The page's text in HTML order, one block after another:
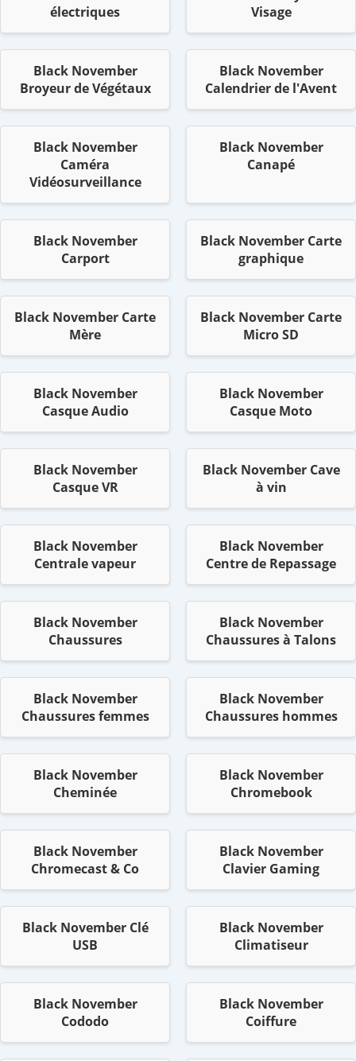
électriques
Visage
Black November
Broyeur de Végétaux
Black November
Calendrier de l'Avent
Black November
Caméra
Vidéosurveillance
Black November
Canapé
Black November
Carport
Black November Carte
graphique
Black November Carte
Mère
Black November Carte
Micro SD
Black November
Casque Audio
Black November
Casque Moto
Black November
Casque VR
Black November Cave
à vin
Black November
Centrale vapeur
Black November
Centre de Repassage
Black November
Chaussures
Black November
Chaussures à Talons
Black November
Chaussures femmes
Black November
Chaussures hommes
Black November
Cheminée
Black November
Chromebook
Black November
Chromecast & Co
Black November
Clavier Gaming
Black November Clé
USB
Black November
Climatiseur
Black November
Cododo
Black November
Coiffure